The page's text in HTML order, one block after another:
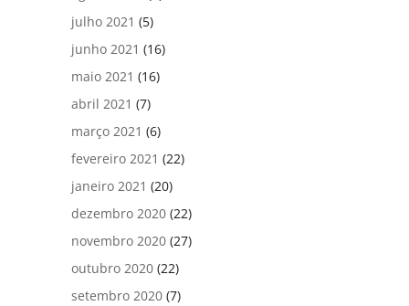
julho 2021 (5)
junho 2021 (16)
maio 2021 (16)
abril 2021 (7)
março 2021 (6)
fevereiro 2021 (22)
janeiro 2021 (20)
dezembro 2020 (22)
novembro 2020 (27)
outubro 2020 (22)
setembro 2020 (7)